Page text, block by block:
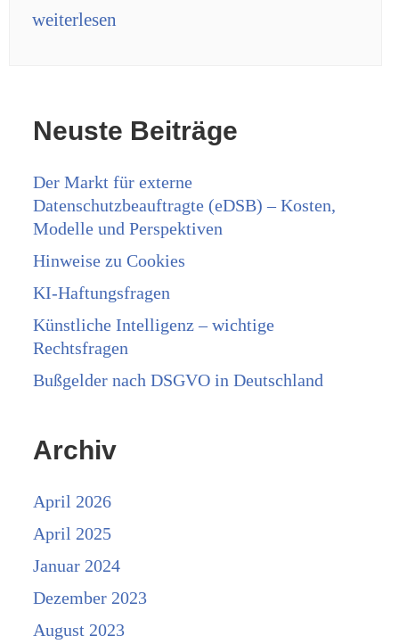
weiterlesen
Neuste Beiträge
Der Markt für externe
Datenschutzbeauftragte (eDSB) – Kosten,
Modelle und Perspektiven
Hinweise zu Cookies
KI-Haftungsfragen
Künstliche Intelligenz – wichtige
Rechtsfragen
Bußgelder nach DSGVO in Deutschland
Archiv
April 2026
April 2025
Januar 2024
Dezember 2023
August 2023